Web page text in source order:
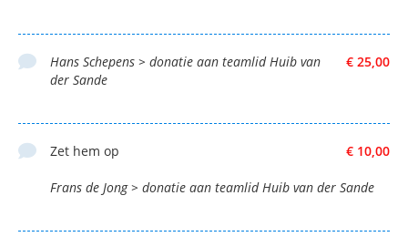
€ 25,00
Hans Schepens > donatie aan teamlid Huib van
der Sande
€ 10,00
Zet hem op
Frans de Jong > donatie aan teamlid Huib van der Sande